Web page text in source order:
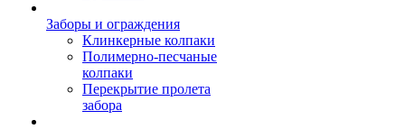
Заборы и ограждения
Клинкерные колпаки
Полимерно-песчаные
колпаки
Перекрытие пролета
забора